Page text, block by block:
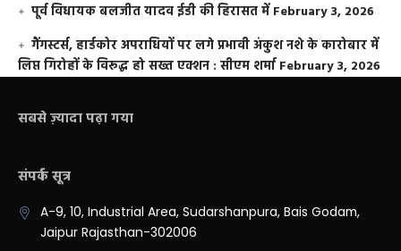
पूर्व विधायक बलजीत यादव ईडी की हिरासत में February 3, 2026
गैंगस्टर्स, हार्डकोर अपराधियों पर लगे प्रभावी अंकुश नशे के कारोबार में
लिप्त गिरोहों के विरूद्ध हो सख्त एक्शन : सीएम शर्मा February 3, 2026
सबसे ज़्यादा पढ़ा गया
संपर्क सूत्र
A-9, 10, Industrial Area, Sudarshanpura, Bais Godam,
Jaipur Rajasthan-302006